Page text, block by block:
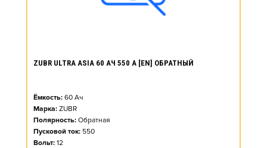
ZUBR ULTRA ASIA 60 АЧ 550 А [EN] ОБРАТНЫЙ
Ёмкость: 60 Ач
Марка: ZUBR
Полярность: Обратная
Пусковой ток: 550
Вольт: 12